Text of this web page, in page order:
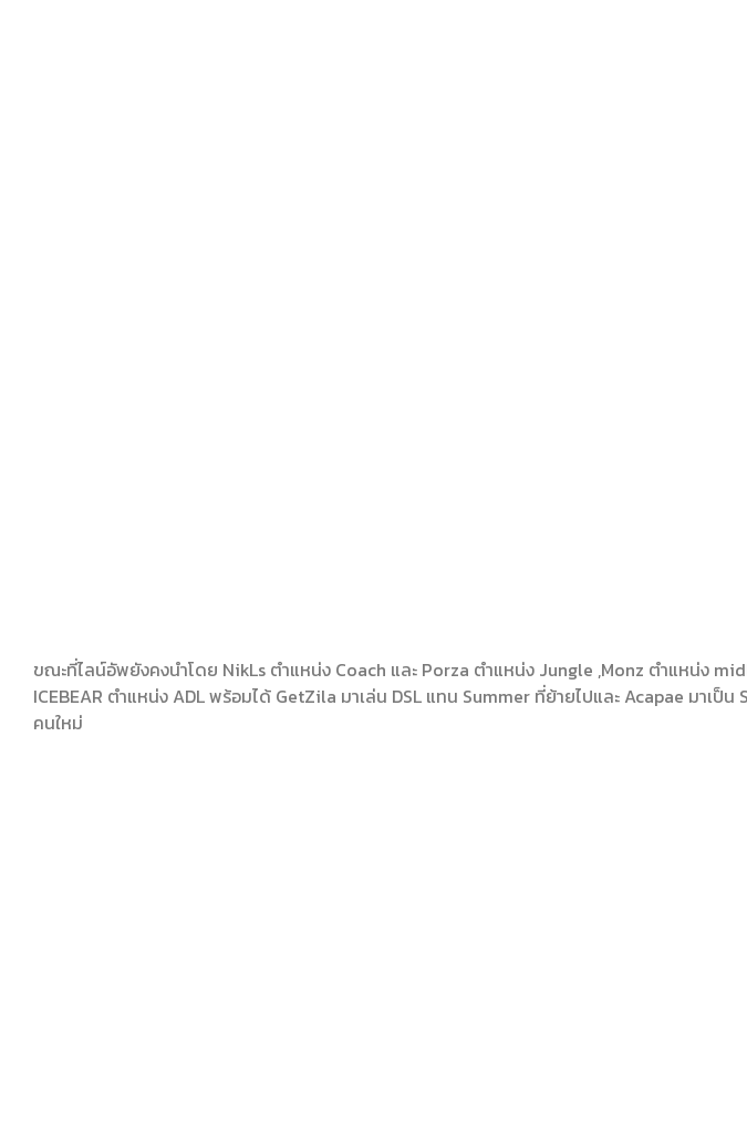
ขณะที่ไลน์อัพยังคงนำโดย NikLs ตำแหน่ง Coach และ Porza ตำแหน่ง Jungle ,Monz ตำแหน่ง
ICEBEAR ตำแหน่ง ADL พร้อมได้ GetZila มาเล่น DSL แทน Summer ที่ย้ายไปและ Acapae มาเป็น
คนใหม่